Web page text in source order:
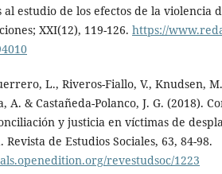
al estudio de los efectos de la violencia
XXI(12), 119-126. https://
L., Riveros-Fiallo, V., Knudsen,
A. & Castañeda-Polanco, J. G. (2018).
y justicia en víctimas de
Revista de Estudios Sociales, 63, 84-98.
revestudsoc/1223